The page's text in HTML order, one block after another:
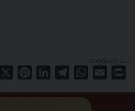
condividi su
Facebook PinterestLinkedInTelegramWhatsApp
Email